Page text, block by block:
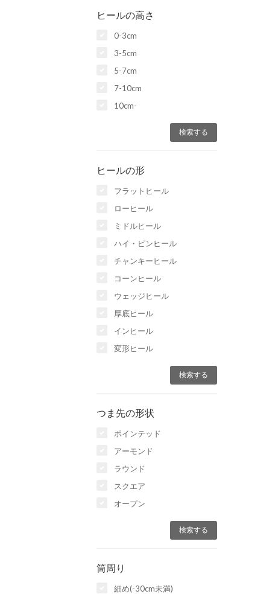
ヒールの高さ
0-3cm
3-5cm
5-7cm
7-10cm
10cm-
ヒールの形
フラットヒール
ローヒール
ミドルヒール
ハイ・ピンヒール
チャンキーヒール
コーンヒール
ウェッジヒール
厚底ヒール
インヒール
変形ヒール
つま先の形状
ポインテッド
アーモンド
ラウンド
スクエア
オープン
筒周り
細め(-30cm未満)